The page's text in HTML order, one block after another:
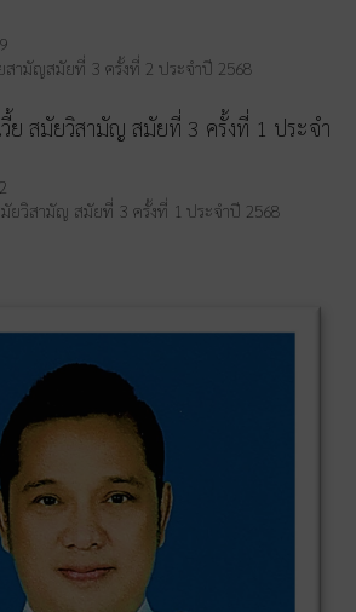
ามัญสมัยที่ 3 ครั้งที่ 2 ประจำปี 2568
ย สมัยวิสามัญ สมัยที่ 3 ครั้งที่ 1 ประจำ
ยวิสามัญ สมัยที่ 3 ครั้งที่ 1 ประจำปี 2568